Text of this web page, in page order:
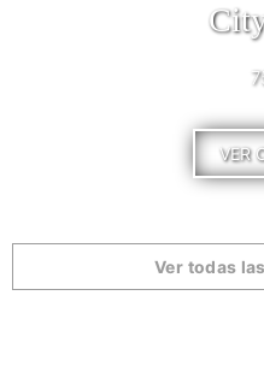
VER
Ver todas